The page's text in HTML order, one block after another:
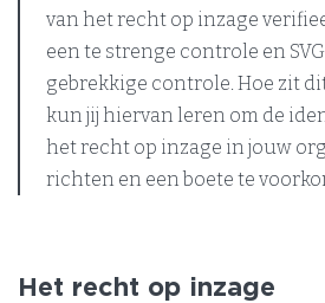
van het recht op inzage
een te strenge controle en
gebrekkige controle. Hoe zit
kun jij hiervan leren om de
het recht op inzage in jouw
richten en een boete te
Het recht op inzage